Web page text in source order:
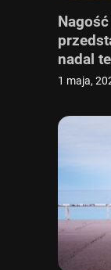
nadal
1 maja,